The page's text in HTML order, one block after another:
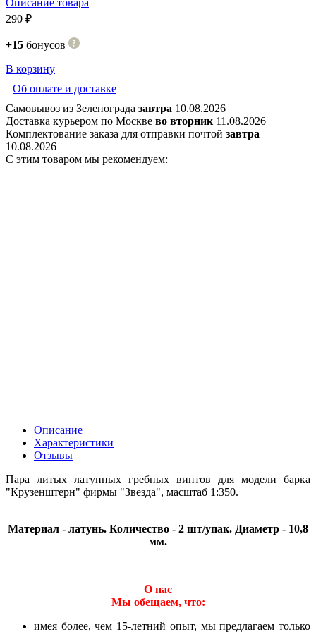
290 ₽
+15 бонусов
В корзину
Об оплате и доставке
Самовывоз из Зеленограда завтра 10.08.2026
Доставка курьером по Москве во вторник 11.08.2026
Комплектование заказа для отправки почтой завтра
10.08.2026
С этим товаром мы рекомендуем:
Описание
Характеристики
Отзывы
Пара литых латунных гребных винтов для модели барка
"Крузенштерн" фирмы "Звезда", масштаб 1:350.
Материал - латунь. Количество - 2 шт/упак. Диаметр - 10,8
мм.
О нас
Мы обещаем, что:
имея более, чем 15-летний опыт, мы предлагаем только